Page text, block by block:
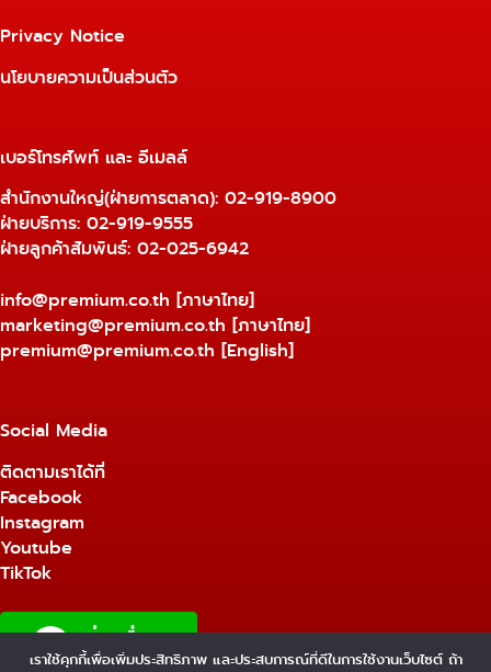
Privacy Notice
นโยบายความเป็นส่วนตัว
เบอร์โทรศัพท์ และ อีเมลล์
สำนักงานใหญ่(ฝ่ายการตลาด): 02-919-8900
ฝ่ายบริการ: 02-919-9555
ฝ่ายลูกค้าสัมพันธ์: 02-025-6942
info@premium.co.th [ภาษาไทย]
marketing@premium.co.th [ภาษาไทย]
premium@premium.co.th [English]
Social Media
ติดตามเราได้ที่
Facebook
Instagram
Youtube
TikTok
เราใช้คุกกี้เพื่อเพิ่มประสิทธิภาพ และประสบการณ์ที่ดีในการใช้งานเว็บไซต์ ถ้า
1